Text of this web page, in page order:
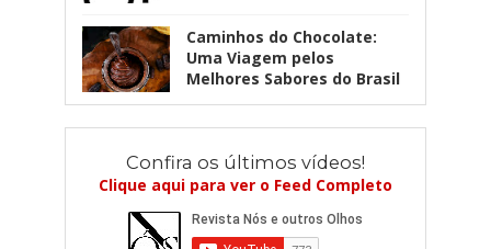
Caminhos do Chocolate:
Uma Viagem pelos
Melhores Sabores do Brasil
Confira os últimos vídeos!
Clique aqui para ver o Feed Completo